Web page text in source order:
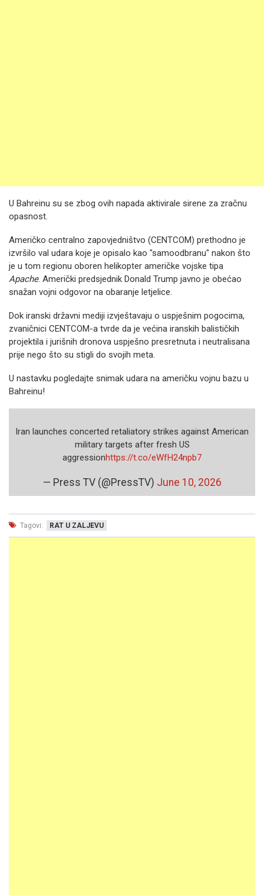
U Bahreinu su se zbog ovih napada aktivirale sirene za zračnu
opasnost.
Američko centralno zapovjedništvo (CENTCOM) prethodno je
izvršilo val udara koje je opisalo kao "samoodbranu" nakon što
je u tom regionu oboren helikopter američke vojske tipa
Apache. Američki predsjednik Donald Trump javno je obećao
snažan vojni odgovor na obaranje letjelice.
Dok iranski državni mediji izvještavaju o uspješnim pogocima,
zvaničnici CENTCOM-a tvrde da je većina iranskih balističkih
projektila i jurišnih dronova uspješno presretnuta i neutralisana
prije nego što su stigli do svojih meta.
U nastavku pogledajte snimak udara na američku vojnu bazu u
Bahreinu!
Iran launches concerted retaliatory strikes against American
military targets after fresh US
aggressionhttps://t.co/eWfH24npb7
— Press TV (@PressTV) June 10, 2026
Tagovi: RAT U ZALJEVU